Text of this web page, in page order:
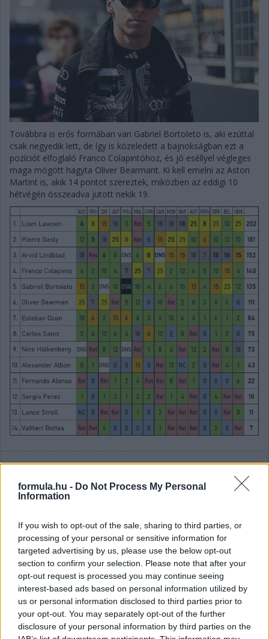
formula.hu - Do Not Process My Personal
Information
If you wish to opt-out of the sale, sharing to third parties, or
processing of your personal or sensitive information for
targeted advertising by us, please use the below opt-out
section to confirm your selection. Please note that after your
opt-out request is processed you may continue seeing
interest-based ads based on personal information utilized by
us or personal information disclosed to third parties prior to
your opt-out. You may separately opt-out of the further
disclosure of your personal information by third parties on the
Továbbra is erős formában van Gabriel Bortoleto is, aki ezúttal
csak negyedik lett, de így is közeledett a bajnokságban ezt a
pozíciót elfoglaló Franco Colapintóhoz, és jó eséllyel végleges
maga mögött hagyta Oliver Bearmant. Ki kell emelni az Aston
Martint is, akik 14 pontot szereztek, miközben az eddigi 10
hétvégén összeadva jutott nekik 19.
Gellérfi Gergő
10 napja
Mekies határozott célzást tett a csapat 2027-
es felállására
Úgy tűnik, Isack Hadjar meggyőző teljesítménye meghozhatja a
jutalmát: a Red Bull csapatfőnöke, Laurent Mekies arra utalt,
hogy a francia versenyző 2027-ben is az istállónál maradhat.
Hadjar idén került a Milton Keynes-i csapathoz, miután az előző
években több versenyző sem tudott tartósan felnőni Max
Verstappen mellé.
A francia azonban gyorsan bizonyított, a Magyar Nagydíjon már